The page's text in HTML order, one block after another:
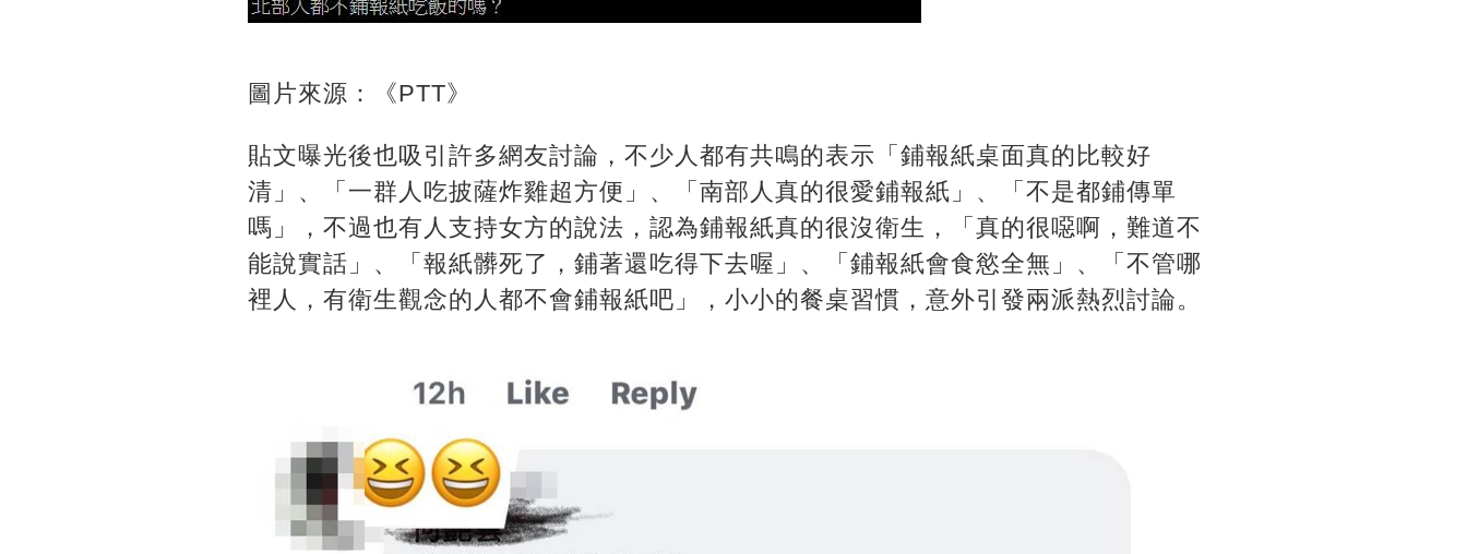
圖片來源：《PTT》
貼文曝光後也吸引許多網友討論，不少人都有共鳴的表示「鋪報紙桌面真的比較好
清」、「一群人吃披薩炸雞超方便」、「南部人真的很愛鋪報紙」、「不是都鋪傳單
嗎」，不過也有人支持女方的說法，認為鋪報紙真的很沒衛生，「真的很噁啊，難道不
能說實話」、「報紙髒死了，鋪著還吃得下去喔」、「鋪報紙會食慾全無」、「不管哪
裡人，有衛生觀念的人都不會鋪報紙吧」，小小的餐桌習慣，意外引發兩派熱烈討論。